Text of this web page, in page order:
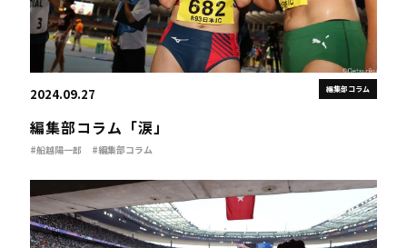
編集部コラム
2024.09.27
編集部コラム「涙」
#船越陽一郎 #編集部コラム